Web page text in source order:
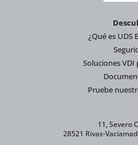
¿Qué es UDS
Soluciones VDI
Pruebe
11, Severo
28521 Rivas-